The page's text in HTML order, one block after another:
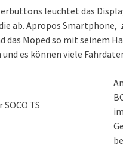
leuchtet das
ab. Apropos Smartphone,
das Moped so mit seinem
es können viele
SOCO TS